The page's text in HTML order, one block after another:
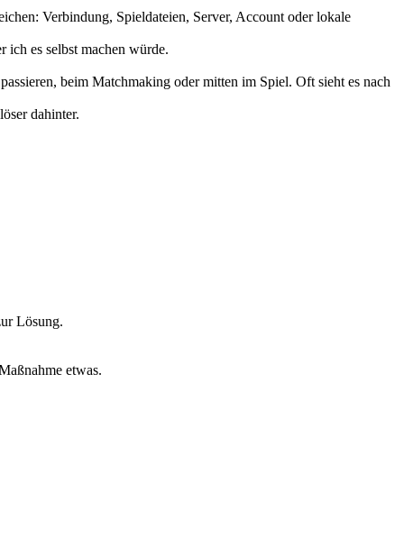
Verbindung, Spieldateien, Server, Account oder lokale
es selbst machen würde.
beim Matchmaking oder mitten im Spiel. Oft sieht es nach
dahinter.
Lösung.
etwas.